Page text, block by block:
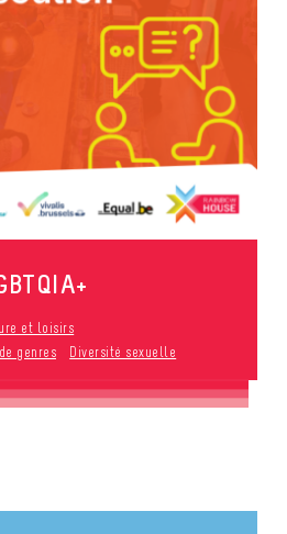
et loisirs
genres
Diversité sexuelle